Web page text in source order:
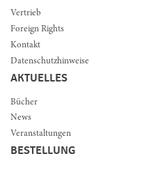
Vertrieb
Foreign Rights
Kontakt
Datenschutzhinweise
AKTUELLES
Bücher
News
Veranstaltungen
BESTELLUNG